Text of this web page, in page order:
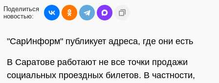
Поделиться
новостью:
"СарИнформ" публикует адреса, где они есть
В Саратове работают не все точки продажи
социальных проездных билетов. В частности,